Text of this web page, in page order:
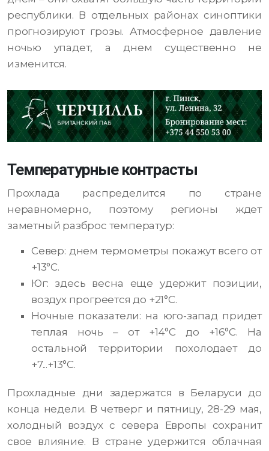
республики. В отдельных районах синоптики
прогнозируют грозы. Атмосферное давление
ночью упадет, а днем существенно не
изменится.
Температурные контрасты
Прохлада распределится по стране
неравномерно, поэтому регионы ждет
заметный разброс температур:
Север: днем термометры покажут всего от
+13°С.
Юг: здесь весна еще удержит позиции,
воздух прогреется до +21°С.
Ночные показатели: на юго-запад придет
теплая ночь – от +14°С до +16°С. На
остальной территории похолодает до
+7...+13°С.
Прохладные дни задержатся в Беларуси до
конца недели. В четверг и пятницу, 28-29 мая,
холодный воздух с севера Европы сохранит
свое влияние. В стране удержится облачная